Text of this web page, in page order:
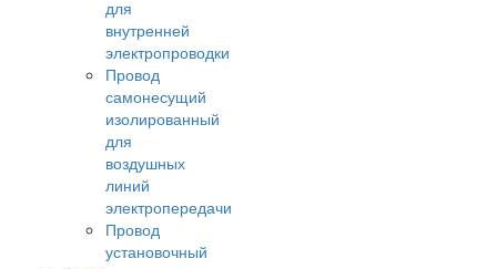
для
внутренней
электропроводки
Провод
самонесущий
изолированный
для
воздушных
линий
электропередачи
Провод
установочный